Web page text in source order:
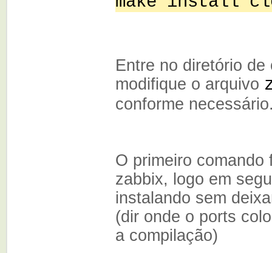
Entre no diretório
modifique o arquivo
conforme
O primeiro
zabbix, logo em
instalando sem
(dir onde o ports
a compilação)